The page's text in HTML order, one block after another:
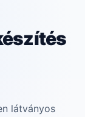
látványos